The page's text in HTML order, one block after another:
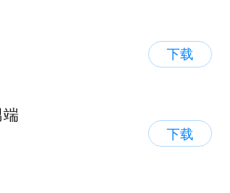
下载
下载